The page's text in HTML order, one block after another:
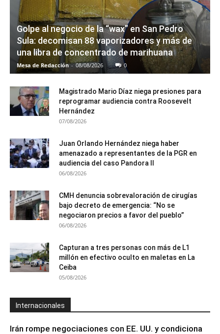
Golpe al negocio de la “wax” en San Pedro
Sula: decomisan 88 vaporizadores y más de
una libra de concentrado de marihuana
Mesa de Redacción - 08/08/2026 0
Magistrado Mario Díaz niega presiones para
reprogramar audiencia contra Roosevelt
Hernández
07/08/2026
Juan Orlando Hernández niega haber
amenazado a representantes de la PGR en
audiencia del caso Pandora II
06/08/2026
CMH denuncia sobrevaloración de cirugías
bajo decreto de emergencia: “No se
negociaron precios a favor del pueblo”
06/08/2026
Capturan a tres personas con más de L1
millón en efectivo oculto en maletas en La
Ceiba
05/08/2026
Internacionales
Irán rompe negociaciones con EE. UU. y condiciona